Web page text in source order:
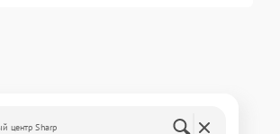
центр Sharp